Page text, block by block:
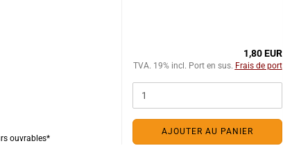
ouvrables*
1,80 EUR
TVA. 19% incl. Port en sus. Frais de port
AJOUTER AU PANIER